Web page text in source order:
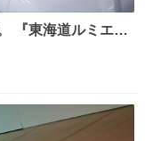
朝まで新幹線とい